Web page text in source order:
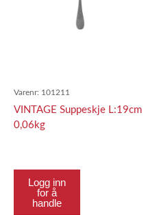
Varenr: 101211
VINTAGE Suppeskje L:19cm
0,06kg
Logg inn
for å
handle